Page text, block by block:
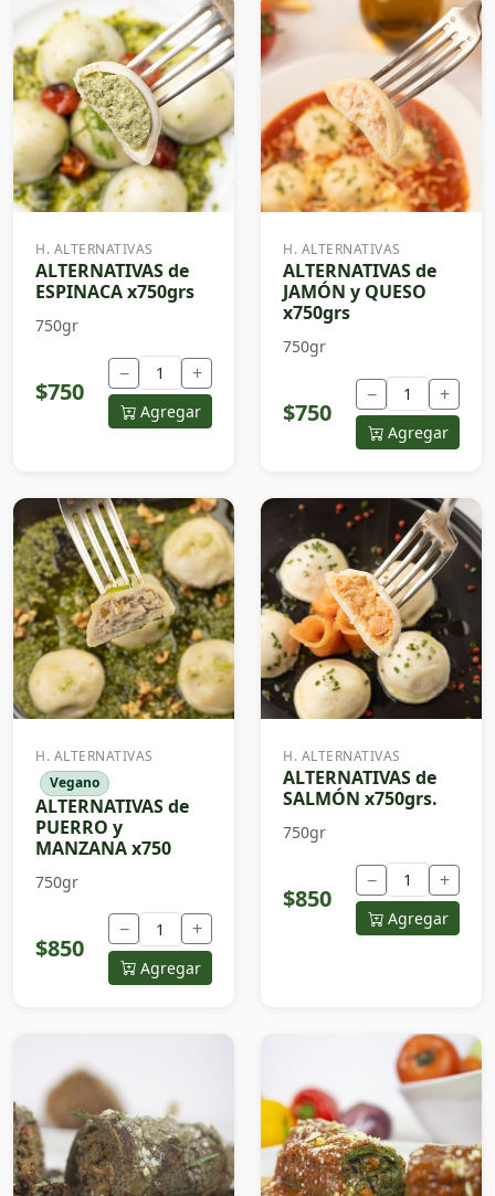
H. ALTERNATIVAS
ALTERNATIVAS de
ESPINACA x750grs
750gr
$750
− +
Agregar
H. ALTERNATIVAS
ALTERNATIVAS de
JAMÓN y QUESO
x750grs
750gr
$750
− +
Agregar
H. ALTERNATIVAS
Vegano
ALTERNATIVAS de
PUERRO y
MANZANA x750
750gr
$850
− +
Agregar
H. ALTERNATIVAS
ALTERNATIVAS de
SALMÓN x750grs.
750gr
$850
− +
Agregar